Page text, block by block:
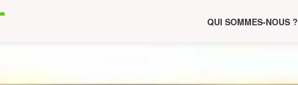
QUI SOMMES-NOUS ?